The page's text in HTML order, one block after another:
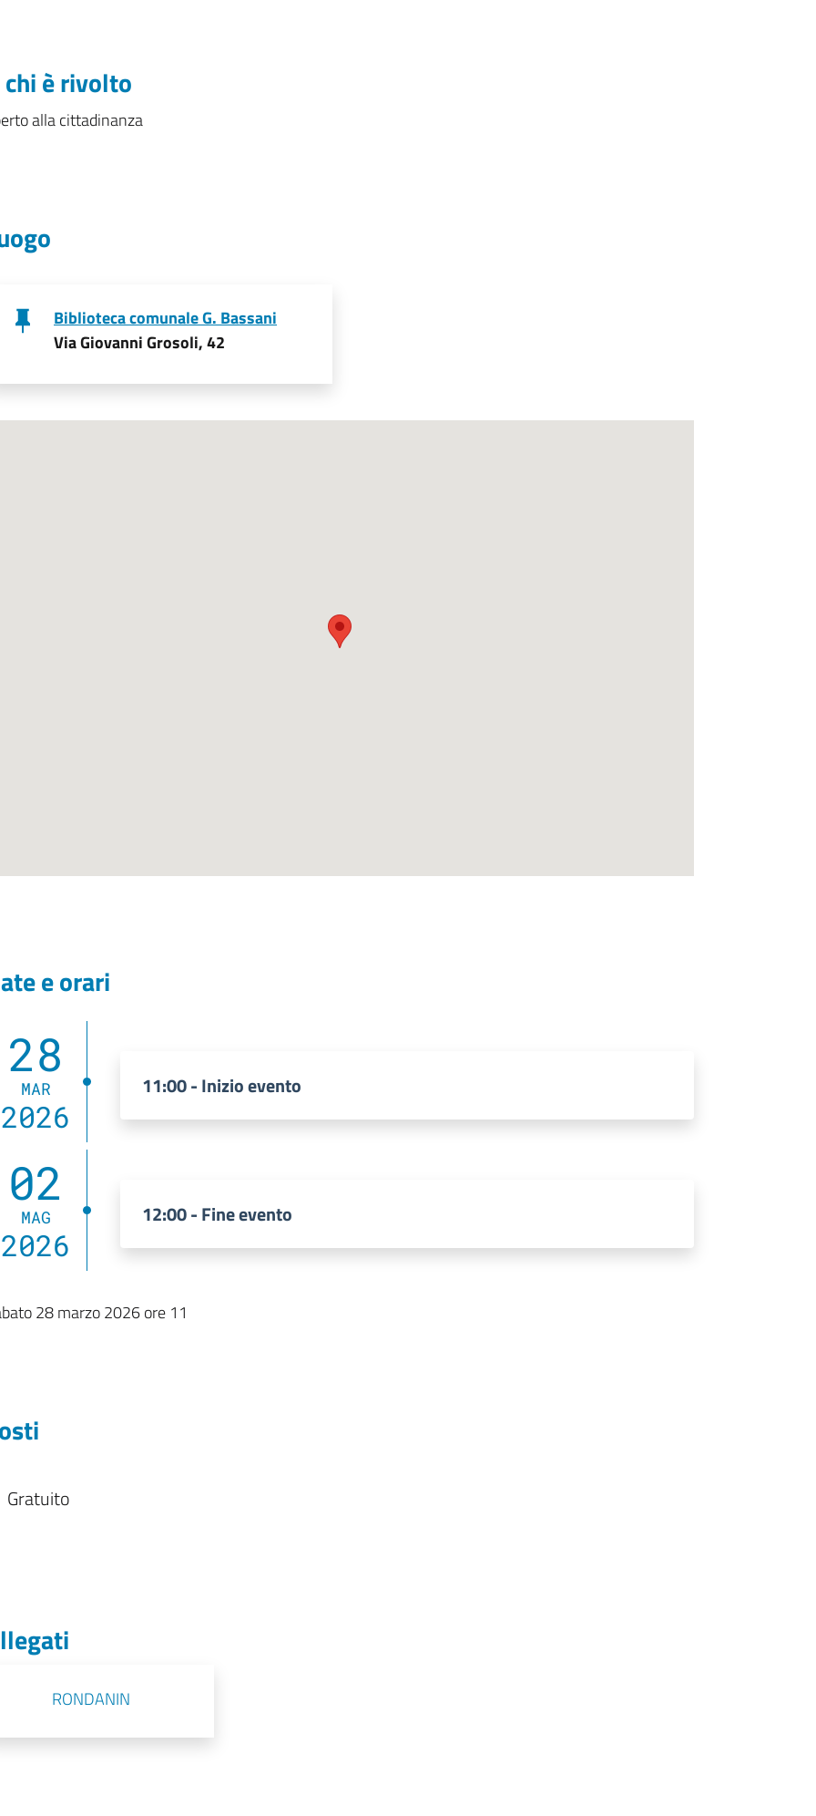
chi è rivolto
alla cittadinanza
Biblioteca comunale G. Bassani
Via Giovanni Grosoli, 42
e orari
28
MAR
2026
11:00 - Inizio evento
02
MAG
2026
12:00 - Fine evento
28 marzo 2026 ore 11
Gratuito
RONDANIN